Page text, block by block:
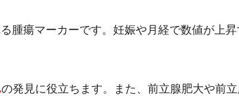
腫瘍マーカーです。妊娠や月経で数値が上
の発見に役立ちます。また、前立腺肥大や前